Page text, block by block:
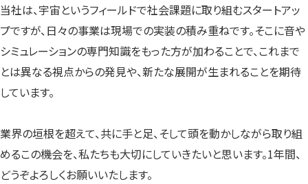
当社は、宇宙というフィールドで社会課題に取り組むスタートアッ
プですが、日々の事業は現場での実装の積み重ねです。そこに音や
シミュレーションの専門知識をもった方が加わることで、これまで
とは異なる視点からの発見や、新たな展開が生まれることを期待
しています。
業界の垣根を超えて、共に手と足、そして頭を動かしながら取り組
めるこの機会を、私たちも大切にしていきたいと思います。1年間、
どうぞよろしくお願いいたします。